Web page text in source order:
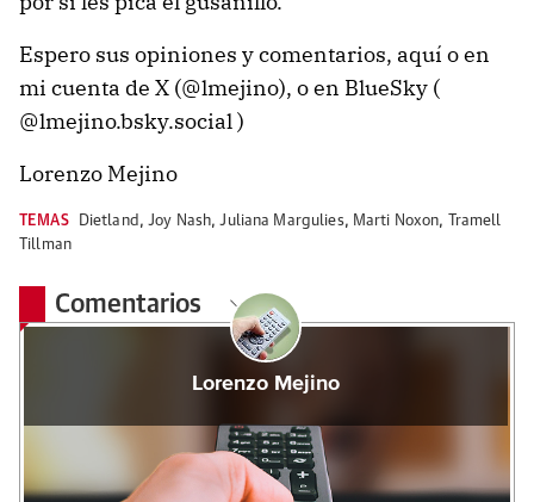
Espero sus opiniones y comentarios, aquí o en
mi cuenta de X (@lmejino), o en BlueSky (
@lmejino.bsky.social )
Lorenzo Mejino
TEMAS Dietland ,Joy Nash,Juliana Margulies, Marti Noxon,
Tramell
Tillman
Comentarios
Lorenzo Mejino